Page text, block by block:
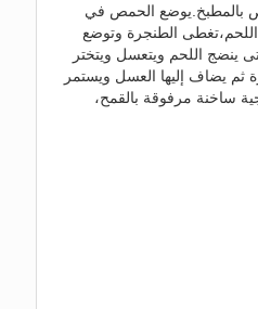
بالمطبخ.يوضع الحمص في
الطنجرة وتوضع
4 ساعات حتى ينضج اللحم ويتعسل ويتختر
ثم يضاف إليها العسل ويستمر
الطنجية ساخنة مرفوقة بالقمح،